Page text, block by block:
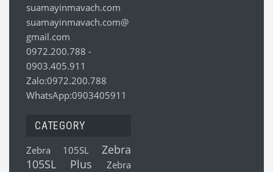
suamayinmavach.com
suamayinmavach.com@
gmail.com
0972.200.788 -
0903.405.911
Zalo:0972.200.788
WhatsApp:0903405911
CATEGORY
Zebra 105SL
Zebra
105SL Plus
Zebra